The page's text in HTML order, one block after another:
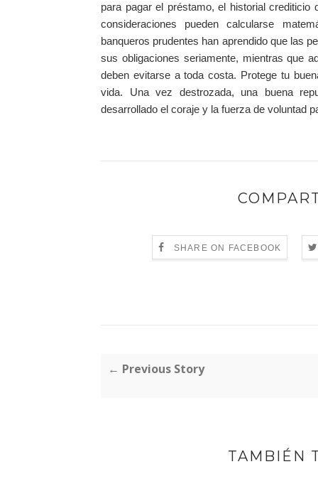
para pagar el préstamo, el historial
consideraciones pueden calcularse
banqueros prudentes han aprendido que las
sus obligaciones seriamente, mientras que
deben evitarse a toda costa. Protege tu
vida. Una vez destrozada, una buena
desarrollado el coraje y la fuerza de voluntad
SHARE ON FACEBOOK
← Previous Story
TAMBIÉN